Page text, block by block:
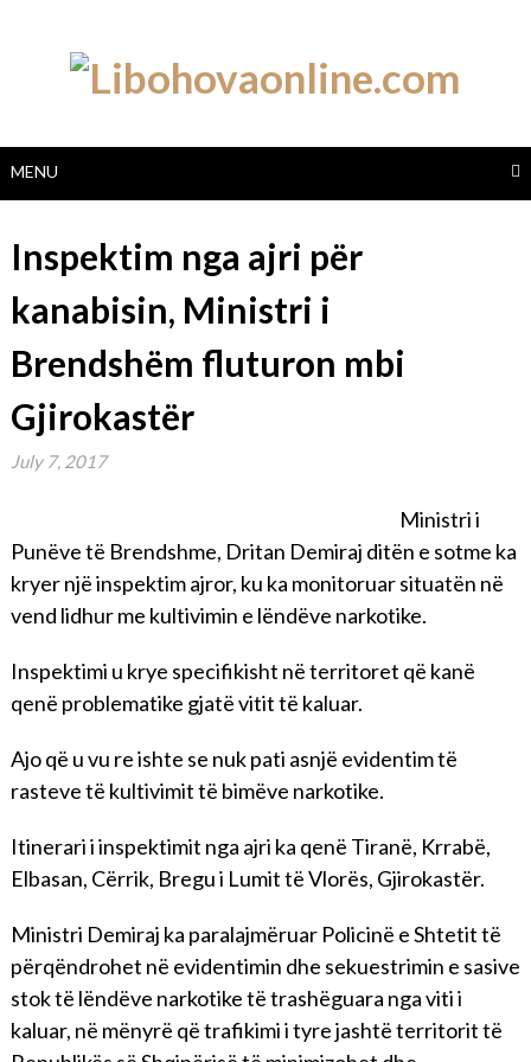
MENU
Inspektim nga ajri për
kanabisin, Ministri i
Brendshëm fluturon mbi
Gjirokastër
July 7, 2017
Ministri i
Punëve të Brendshme, Dritan Demiraj ditën e sotme ka
kryer një inspektim ajror, ku ka monitoruar situatën në
vend lidhur me kultivimin e lëndëve narkotike.
Inspektimi u krye specifikisht në territoret që kanë
qenë problematike gjatë vitit të kaluar.
Ajo që u vu re ishte se nuk pati asnjë evidentim të
rasteve të kultivimit të bimëve narkotike.
Itinerari i inspektimit nga ajri ka qenë Tiranë, Krrabë,
Elbasan, Cërrik, Bregu i Lumit të Vlorës, Gjirokastër.
Ministri Demiraj ka paralajmëruar Policinë e Shtetit të
përqëndrohet në evidentimin dhe sekuestrimin e sasive
stok të lëndëve narkotike të trashëguara nga viti i
kaluar, në mënyrë që trafikimi i tyre jashtë territorit të